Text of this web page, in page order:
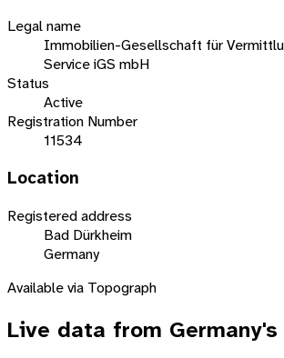
Legal name
Immobilien-Gesellschaft für
Service iGS mbH
Status
Active
Registration Number
11534
Location
Registered address
Bad Dürkheim
Germany
Available via Topograph
Live data from Germany